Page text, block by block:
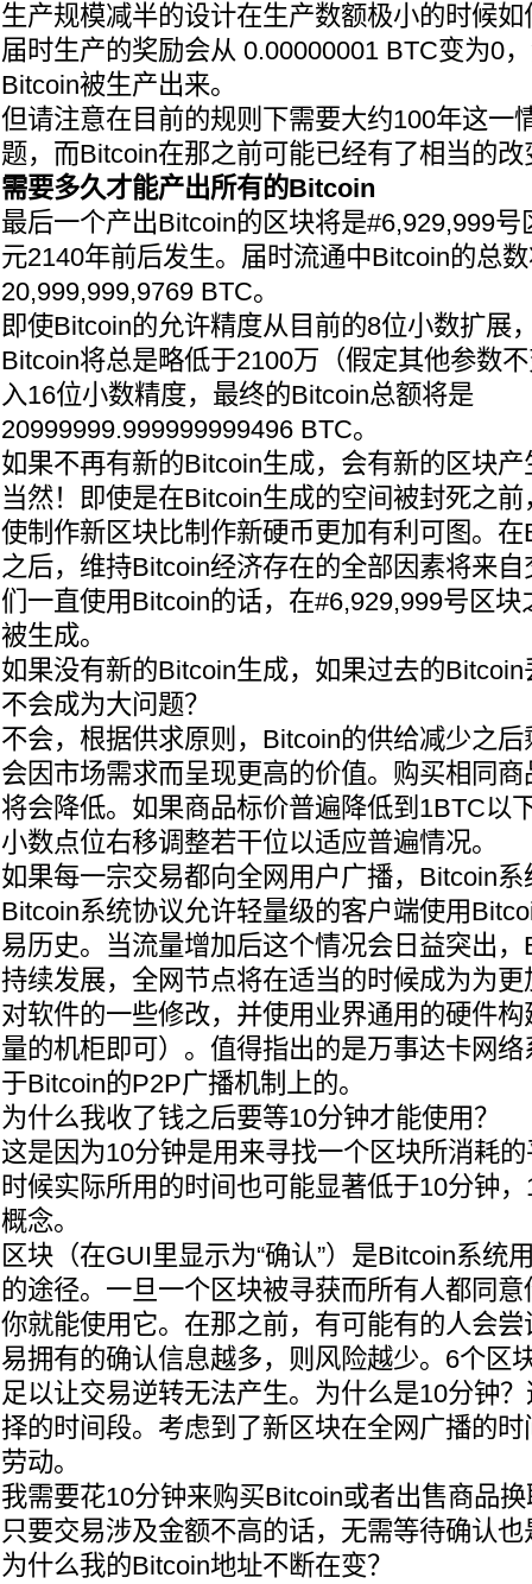
生产规模减半的设计在生产数额极小的时候如
届时生产的奖励会从 0.00000001 BTC变为0
Bitcoin被生产出来。
但请注意在目前的规则下需要大约100年这一
题，而Bitcoin在那之前可能已经有了相当的改
需要多久才能产出所有的Bitcoin
最后一个产出Bitcoin的区块将是#6,929,999
元2140年前后发生。届时流通中Bitcoin的总
20,999,999,9769 BTC。
即使Bitcoin的允许精度从目前的8位小数扩展
Bitcoin将总是略低于2100万（假定其他参数
入16位小数精度，最终的Bitcoin总额将是
20999999.999999999496 BTC。
如果不再有新的Bitcoin生成，会有新的区块产
当然！即使是在Bitcoin生成的空间被封死之
使制作新区块比制作新硬币更加有利可图。
之后，维持Bitcoin经济存在的全部因素将来
们一直使用Bitcoin的话，在#6,929,999号区
被生成。
如果没有新的Bitcoin生成，如果过去的
不会成为大问题？
不会，根据供求原则，Bitcoin的供给减少之
会因市场需求而呈现更高的价值。购买相同
将会降低。如果商品标价普遍降低到1BTC以
小数点位右移调整若干位以适应普遍情况。
如果每一宗交易都向全网用户广播，Bitcoin
Bitcoin系统协议允许轻量级的客户端使用
易历史。当流量增加后这个情况会日益突出
持续发展，全网节点将在适当的时候成为为
对软件的一些修改，并使用业界通用的硬件
量的机柜即可）。值得指出的是万事达卡网
于Bitcoin的P2P广播机制上的。
为什么我收了钱之后要等10分钟才能使用？
这是因为10分钟是用来寻找一个区块所消耗
时候实际所用的时间也可能显著低于10分钟
概念。
区块（在GUI里显示为“确认”）是Bitcoin系统
的途径。一旦一个区块被寻获而所有人都同
你就能使用它。在那之前，有可能有的人会
易拥有的确认信息越多，则风险越少。6个区
足以让交易逆转无法产生。为什么是10分钟
择的时间段。考虑到了新区块在全网广播的
劳动。
我需要花10分钟来购买Bitcoin或者出售商品
只要交易涉及金额不高的话，无需等待确认
为什么我的Bitcoin地址不断在变？